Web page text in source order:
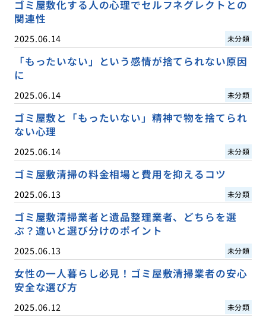
ゴミ屋敷化する人の心理でセルフネグレクトとの
関連性
2025.06.14 未分類
「もったいない」という感情が捨てられない原因
に
2025.06.14 未分類
ゴミ屋敷と「もったいない」精神で物を捨てられ
ない心理
2025.06.14 未分類
ゴミ屋敷清掃の料金相場と費用を抑えるコツ
2025.06.13 未分類
ゴミ屋敷清掃業者と遺品整理業者、どちらを選
ぶ？違いと選び分けのポイント
2025.06.13 未分類
女性の一人暮らし必見！ゴミ屋敷清掃業者の安心
安全な選び方
2025.06.12 未分類